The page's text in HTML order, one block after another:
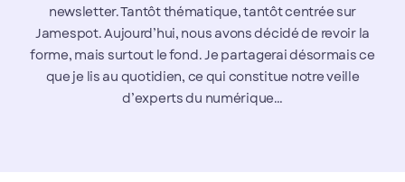
newsletter. Tantôt thématique, tantôt centrée sur
Jamespot. Aujourd’hui, nous avons décidé de revoir la
forme, mais surtout le fond. Je partagerai désormais ce
que je lis au quotidien, ce qui constitue notre veille
d’experts du numérique…